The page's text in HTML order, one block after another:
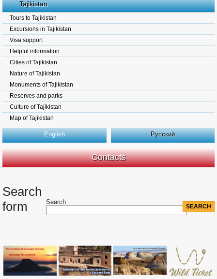
Tajikistan
Tours to Tajikistan
Excursions in Tajikistan
Visa support
Helpful information
Cities of Tajikistan
Nature of Tajikistan
Monuments of Tajikistan
Reserves and parks
Culture of Tajikistan
Map of Tajikistan
English Русский
Contacts
Search
form
Search